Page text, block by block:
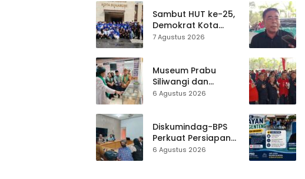
Sambut HUT ke-25,
Demokrat Kota
Sukabumi
ASRI Lewat Aksi
Bersih Masjid
Agung
7 Agustus 2026
Museum Prabu
Siliwangi dan
Museum Keramik
Hampir 500 Koleksi
Dipisahkan
6 Agustus 2026
Diskumindag-BPS
Perkuat Persiapan
Sensus Ekonomi,
6 Agustus 2026